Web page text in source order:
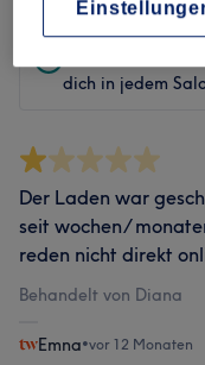
Verifizierte
dich in jedem
Der Laden war
seit wochen/
reden nicht direkt
Behandelt von Diana
Emna•vor 12 Monaten